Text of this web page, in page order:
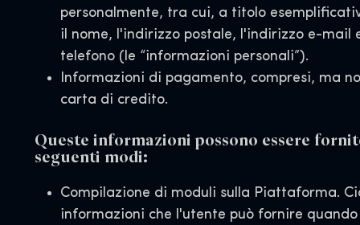
personalmente, tra cui, a titolo
il nome, l'indirizzo postale, l'indirizzo e-mail
telefono (le “informazioni personali”).
Informazioni di pagamento, compresi, ma
carta di credito.
Queste informazioni possono essere
seguenti modi:
Compilazione di moduli sulla Piattaforma.
informazioni che l'utente può fornire